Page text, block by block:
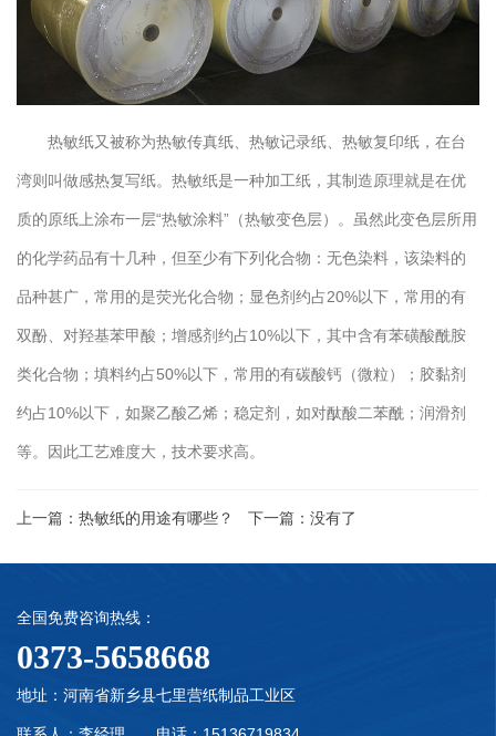
热敏纸又被称为热敏传真纸、热敏记录纸、热敏复印纸，在台
湾则叫做感热复写纸。热敏纸是一种加工纸，其制造原理就是在优
质的原纸上涂布一层“热敏涂料”（热敏变色层）。虽然此变色层所用
的化学药品有十几种，但至少有下列化合物：无色染料，该染料的
品种甚广，常用的是荧光化合物；显色剂约占20%以下，常用的有
双酚、对羟基苯甲酸；增感剂约占10%以下，其中含有苯磺酸酰胺
类化合物；填料约占50%以下，常用的有碳酸钙（微粒）；胶黏剂
约占10%以下，如聚乙酸乙烯；稳定剂，如对酞酸二苯酰；润滑剂
等。因此工艺难度大，技术要求高。
上一篇： 热敏纸的用途有哪些？ 下一篇： 没有了
全国免费咨询热线：
0373-5658668
地址：河南省新乡县七里营纸制品工业区